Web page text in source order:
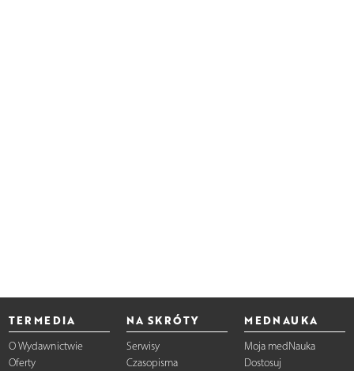
TERMEDIA
O Wydawnictwie
Oferty
NA SKRÓTY
Serwisy
Czasopisma
MEDNAUKA
Moja medNauka
Dostosuj